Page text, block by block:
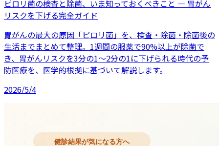
ピロリ菌の検査と除菌、いま知っておくべきこと — 胃がん
リスクを下げる完全ガイド
胃がんの最大の原因「ピロリ菌」を、検査・除菌・除菌後の
生活までまとめて整理。1週間の服薬で90%以上が除菌で
き、胃がんリスクを3分の1〜2分の1に下げられる時代の予
防医療を、医学的根拠に基づいて解説します。
2026/5/4